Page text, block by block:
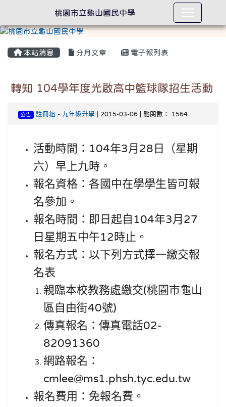
本站消息 分月文章 電子報列表
轉知 104學年度光啟高中籃球隊招生活動
公告 註冊組 - 九年級升學 | 2015-03-06 | 點閱數： 1564
活動時間： 104年3月 28 日（星期
六）早上九時。
報名資格：各國中在學學生皆可報
名參加。
報名時間：即日起自 104年3月 27
日星期五中午12 時止。
報名方式：以下列方式擇一繳交報
名表
親臨本校教務處繳交(桃園市龜山
區自由街40號)
傳真報名：傳真電話02-
82091360
網路報名：
cmlee@ms1.phsh.tyc.edu.tw
報名費用：免報名費。
桃園市立龜山國民中學